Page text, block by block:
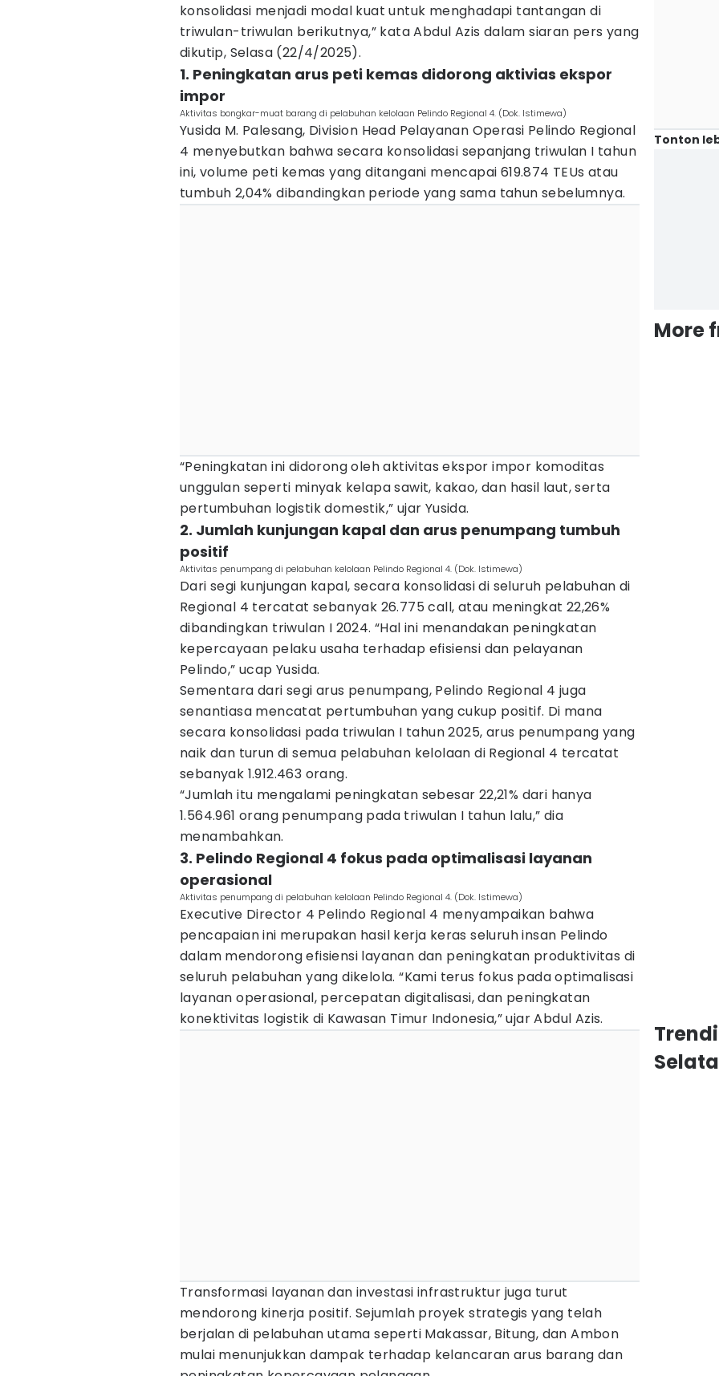
konsolidasi menjadi modal kuat untuk menghadapi tantangan di
triwulan-triwulan berikutnya,” kata Abdul Azis dalam siaran pers yang
dikutip, Selasa (22/4/2025).
1. Peningkatan arus peti kemas didorong aktivias ekspor
impor
Aktivitas bongkar-muat barang di pelabuhan kelolaan Pelindo Regional 4. (Dok. Istimewa)
Yusida M. Palesang, Division Head Pelayanan Operasi Pelindo Regional
4 menyebutkan bahwa secara konsolidasi sepanjang triwulan I tahun
ini, volume peti kemas yang ditangani mencapai 619.874 TEUs atau
tumbuh 2,04% dibandingkan periode yang sama tahun sebelumnya.
“Peningkatan ini didorong oleh aktivitas ekspor impor komoditas
unggulan seperti minyak kelapa sawit, kakao, dan hasil laut, serta
pertumbuhan logistik domestik,” ujar Yusida.
2. Jumlah kunjungan kapal dan arus penumpang tumbuh
positif
Aktivitas penumpang di pelabuhan kelolaan Pelindo Regional 4. (Dok. Istimewa)
Dari segi kunjungan kapal, secara konsolidasi di seluruh pelabuhan di
Regional 4 tercatat sebanyak 26.775 call, atau meningkat 22,26%
dibandingkan triwulan I 2024. “Hal ini menandakan peningkatan
kepercayaan pelaku usaha terhadap efisiensi dan pelayanan
Pelindo,” ucap Yusida.
Sementara dari segi arus penumpang, Pelindo Regional 4 juga
senantiasa mencatat pertumbuhan yang cukup positif. Di mana
secara konsolidasi pada triwulan I tahun 2025, arus penumpang yang
naik dan turun di semua pelabuhan kelolaan di Regional 4 tercatat
sebanyak 1.912.463 orang.
“Jumlah itu mengalami peningkatan sebesar 22,21% dari hanya
1.564.961 orang penumpang pada triwulan I tahun lalu,” dia
menambahkan.
3. Pelindo Regional 4 fokus pada optimalisasi layanan
operasional
Aktivitas penumpang di pelabuhan kelolaan Pelindo Regional 4. (Dok. Istimewa)
Executive Director 4 Pelindo Regional 4 menyampaikan bahwa
pencapaian ini merupakan hasil kerja keras seluruh insan Pelindo
dalam mendorong efisiensi layanan dan peningkatan produktivitas di
seluruh pelabuhan yang dikelola. “Kami terus fokus pada optimalisasi
layanan operasional, percepatan digitalisasi, dan peningkatan
konektivitas logistik di Kawasan Timur Indonesia,” ujar Abdul Azis.
Transformasi layanan dan investasi infrastruktur juga turut
mendorong kinerja positif. Sejumlah proyek strategis yang telah
berjalan di pelabuhan utama seperti Makassar, Bitung, dan Ambon
mulai menunjukkan dampak terhadap kelancaran arus barang dan
Tonton
More